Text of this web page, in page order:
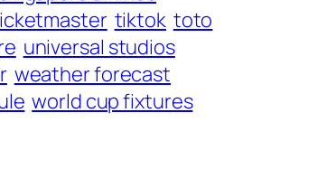
tiktok toto
universal studios
weather forecast
world cup fixtures